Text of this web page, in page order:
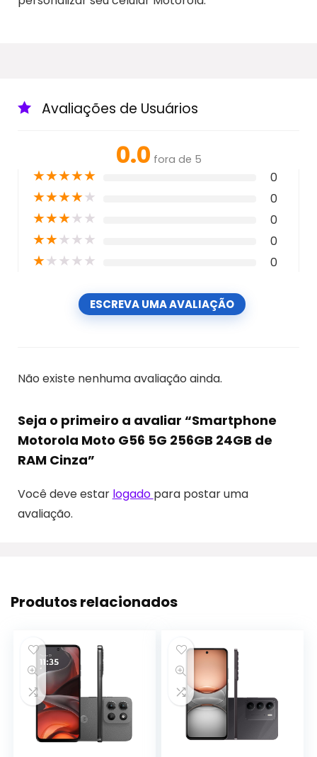
Avaliações de Usuários
0.0 fora de 5
★★★★★ 0
★★★★★ 0
★★★★★ 0
★★★★★ 0
★★★★★ 0
ESCREVA UMA AVALIAÇÃO
Não existe nenhuma avaliação ainda.
Seja o primeiro a avaliar “Smartphone
Motorola Moto G56 5G 256GB 24GB de
RAM Cinza”
Você deve estar logado para postar uma
avaliação.
Produtos relacionados